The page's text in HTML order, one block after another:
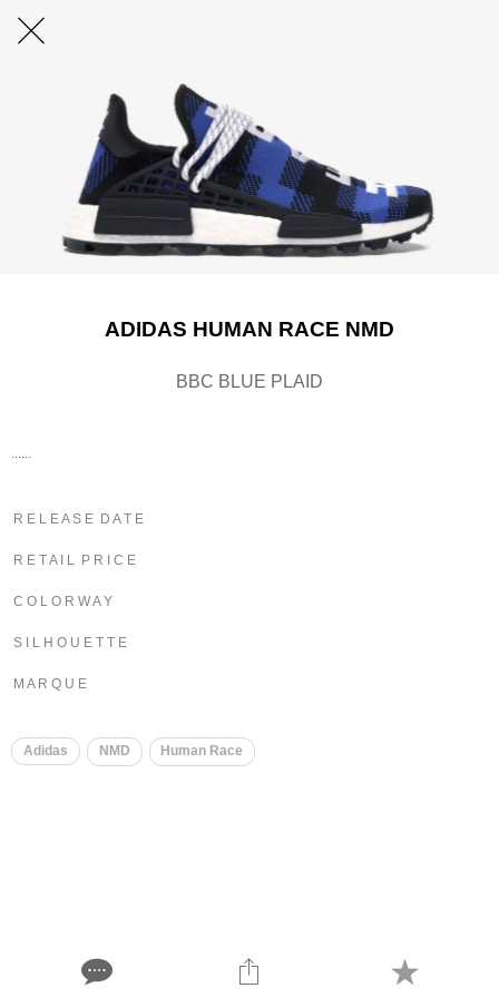
ADIDAS HUMAN RACE NMD
BBC BLUE PLAID
R E L E A S E D A T E
R E T A I L P R I C E
C O L O R W A Y
S I L H O U E T T E
M A R Q U E
Adidas NMD ​ Human Race